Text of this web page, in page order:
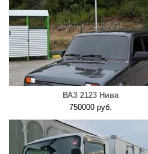
ВАЗ 2123 Нива
750000 руб.